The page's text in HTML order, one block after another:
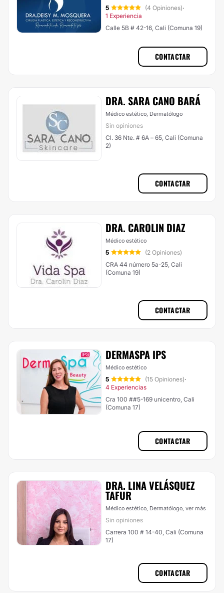
5 (4 Opiniones)·
1 Experiencia
Calle 5B # 42-16, Cali (Comuna 19)
CONTACTAR
DRA. SARA CANO BARÁ
Médico estético, Dermatólogo
Sin opiniones
Cl. 36 Nte. # 6A – 65, Cali (Comuna
2)
CONTACTAR
DRA. CAROLIN DIAZ
Médico estético
5
(2 Opiniones)
CRA 44 número 5a-25, Cali
(Comuna 19)
CONTACTAR
DERMASPA IPS
Médico estético
5 (15 Opiniones)·
4 Experiencias
Cra 100 ##5-169 unicentro, Cali
(Comuna 17)
CONTACTAR
DRA. LINA VELÁSQUEZ
TAFUR
Médico estético, Dermatólogo, ver más
Sin opiniones
Carrera 100 # 14-40, Cali (Comuna
17)
CONTACTAR